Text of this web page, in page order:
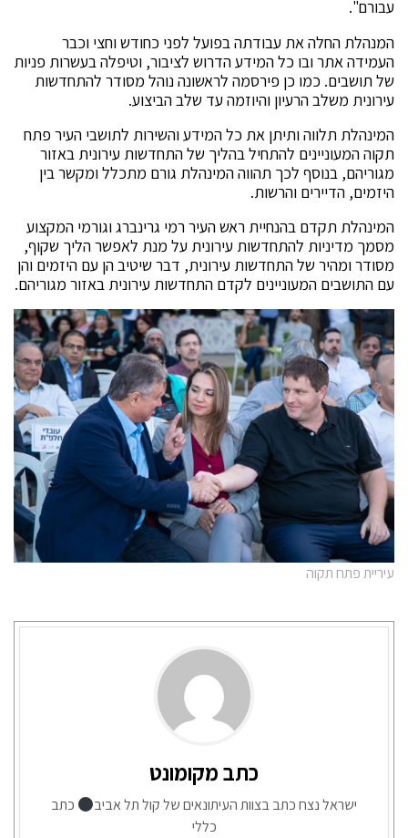
עבורם".
המנהלת החלה את עבודתה בפועל לפני כחודש וחצי וכבר
העמידה אתר ובו כל המידע הדרוש לציבור, וטיפלה בעשרות פניות
של תושבים. כמו כן פירסמה לראשונה נוהל מסודר להתחדשות
עירונית משלב הרעיון והיוזמה עד שלב הביצוע.
המינהלת תלווה ותיתן את כל המידע והשירות לתושבי העיר פתח
תקוה המעוניינים להתחיל בהליך של התחדשות עירונית באזור
מגוריהם, בנוסף לכך תהווה המינהלת גורם מתכלל ומקשר בין
היזמים, הדיירים והרשות.
המינהלת תקדם בהנחיית ראש העיר רמי גרינברג וגורמי המקצוע
מסמך מדיניות להתחדשות עירונית על מנת לאפשר הליך שקוף,
מסודר ומהיר של התחדשות עירונית, דבר שיטיב הן עם היזמים והן
עם התושבים המעוניינים לקדם התחדשות עירונית באזור מגוריהם.
עיריית פתח תקוה
כתב מקומונט
ישראל נצח כתב בצוות העיתונאים של קול תל אביב
כתב
כללי